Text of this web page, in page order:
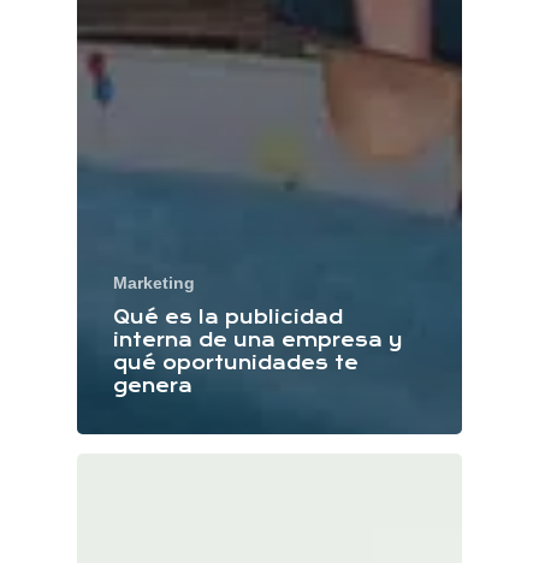
Marketing
Qué es la publicidad
interna de una empresa y
qué oportunidades te
genera